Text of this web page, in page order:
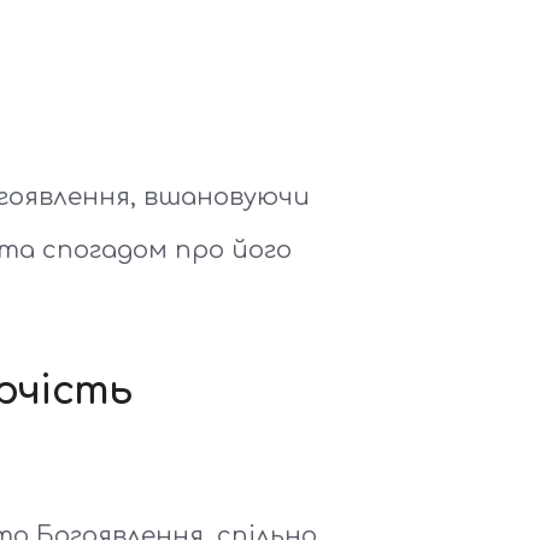
вшановуючи
спогадом про його